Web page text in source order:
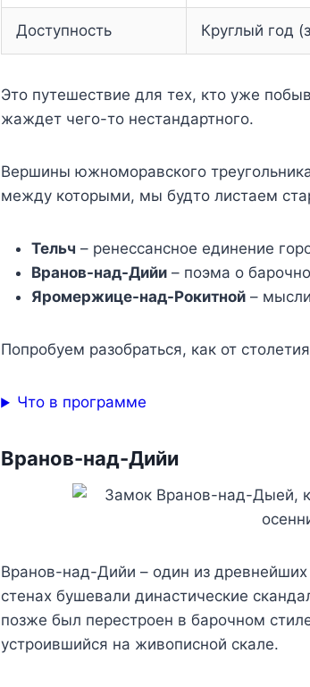
Доступность Круглый год
Это путешествие для тех, кто уже
жаждет чего-то нестандартного.
Вершины южноморавского
между которыми, мы будто листаем
Тельч – ренессансное единение
Вранов-над-Дийи – поэма о
Яромержице-над-Рокитной –
Попробуем разобраться, как от
Что в программе
Вранов-над-Дийи
Вранов-над-Дийи – один из
стенах бушевали династические
позже был перестроен в барочном
устроившийся на живописной скале.